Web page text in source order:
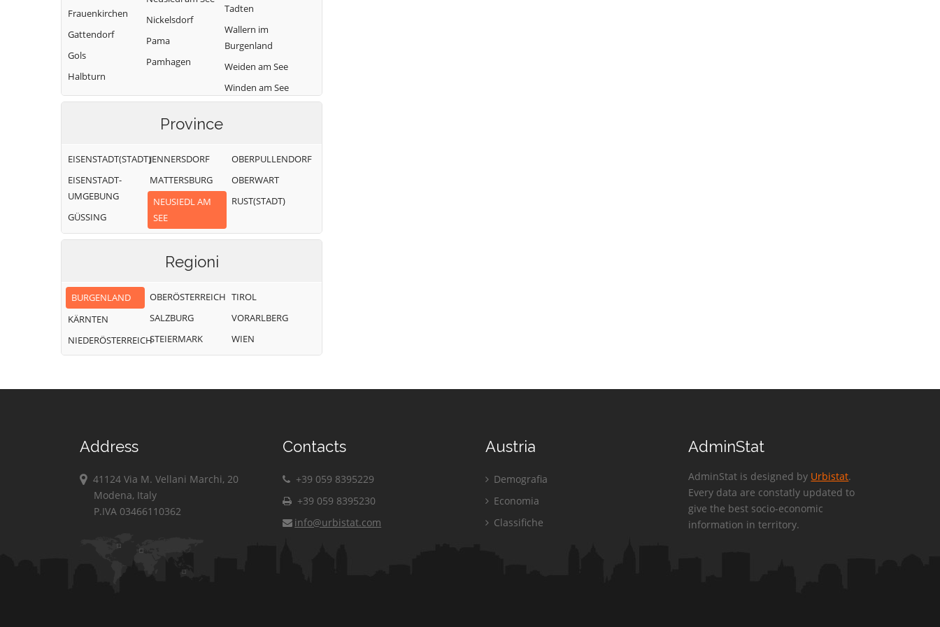
Frauenkirchen
Gattendorf
Gols
Halbturn
Nickelsdorf
Pama
Pamhagen
Tadten
Wallern im
Burgenland
Weiden am See
Winden am See
Province
EISENSTADT(STADT)
EISENSTADT-
UMGEBUNG
GÜSSING
JENNERSDORF
MATTERSBURG
NEUSIEDL AM
SEE
OBERPULLENDORF
OBERWART
RUST(STADT)
Regioni
BURGENLAND
KÄRNTEN
NIEDERÖSTERREICH
OBERÖSTERREICH
SALZBURG
STEIERMARK
TIROL
VORARLBERG
WIEN
Address
41124 Via M. Vellani Marchi, 20
Modena, Italy
P.IVA 03466110362
Contacts
+39 059 8395229
+39 059 8395230
info@urbistat.com
Austria
Demografia
Economia
Classifiche
AdminStat
AdminStat is designed by Urbistat.
Every data are constatly updated to
give the best socio-economic
information in territory.